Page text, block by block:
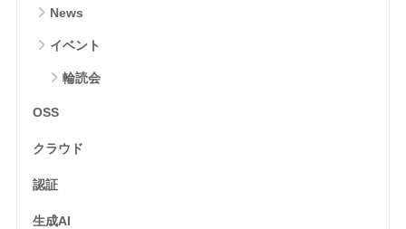
News
イベント
輪読会
OSS
クラウド
認証
生成AI